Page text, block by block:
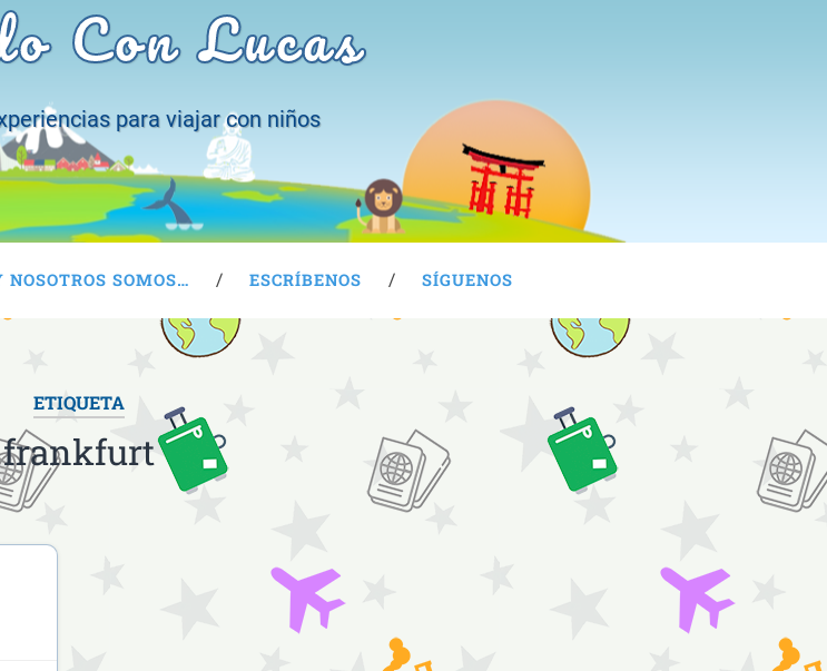
Con Lucas
para viajar con niños
NOSOTROS SOMOS… ESCRÍBENOS SÍGUENOS
ETIQUETA
frankfurt